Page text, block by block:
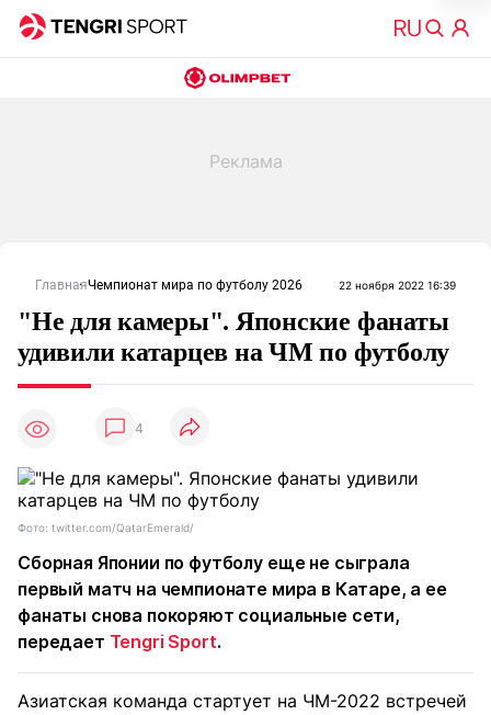
ГлавнаяЧемпионат мира по футболу 2026 22 ноября 2022 16:39
"Не для камеры". Японские фанаты
удивили катарцев на ЧМ по футболу
4
Фото: twitter.com/QatarEmerald/
Сборная Японии по футболу еще не сыграла
первый матч на чемпионате мира в Катаре, а ее
фанаты снова покоряют социальные сети,
передает Tengri Sport.
Азиатская команда стартует на ЧМ-2022 встречей